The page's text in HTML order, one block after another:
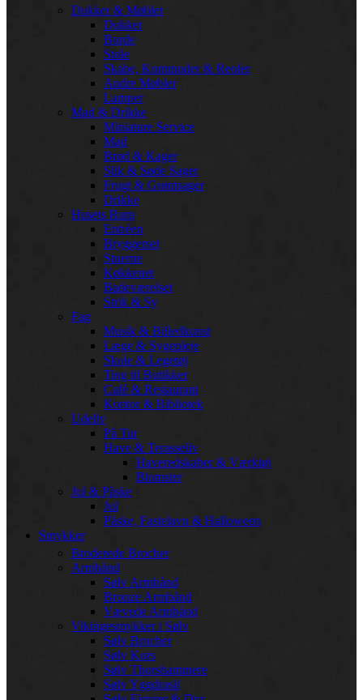
Dukker & Møbler
Dukker
Borde
Stole
Skabe, Kommoder & Reoler
Andre Møbler
Lamper
Mad & Drikke
Miniature Service
Mad
Brød & Kager
Slik & Søde Sager
Frugt & Grøntsager
Drikke
Husets Rum
Entréen
Bryggerset
Stuerne
Køkkenet
Badeværelset
Strik & Sy
Fag
Musik & Billedkunst
Læge & Sygepleje
Skole & Legetøj
Ting til Butikker
Café & Restaurant
Kontor & Bibliotek
Udeliv
På Tur
Have & Terasseliv
Haveredskaber & Værktøj
Blomster
Jul & Påske
Jul
Påske, Fastelavn & Halloween
Smykker
Broderede Brocher
Armbånd
Sølv Armbånd
Bronze Armbånd
Vævede Armbånd
Vikingesmykker i Sølv
Sølv Brocher
Sølv Kors
Sølv Thorshammere
Sølv Yggdrasil